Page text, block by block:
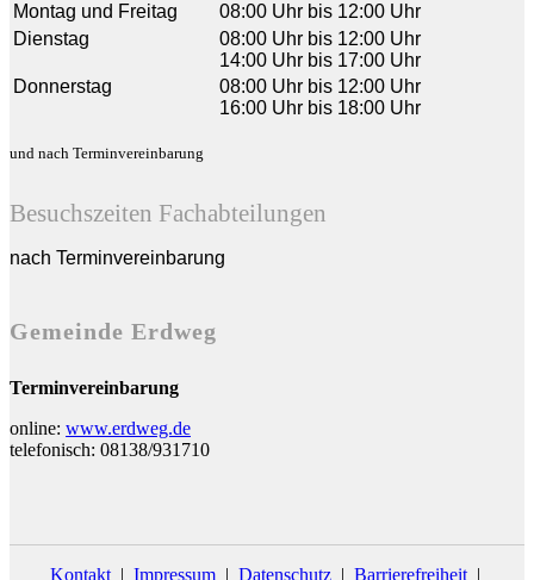
Montag und Freitag
08:00 Uhr bis 12:00 Uhr
Dienstag
08:00 Uhr bis 12:00 Uhr
14:00 Uhr bis 17:00 Uhr
Donnerstag
08:00 Uhr bis 12:00 Uhr
16:00 Uhr bis 18:00 Uhr
und nach Terminvereinbarung
Besuchszeiten Fachabteilungen
nach Terminvereinbarung
Gemeinde Erdweg
Terminvereinbarung
online: www.erdweg.de
telefonisch: 08138/931710
Kontakt| Impressum| Datenschutz| Barrierefreiheit|